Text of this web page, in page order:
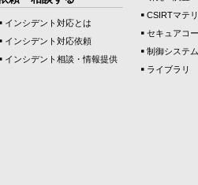
インシデント対応とは
インシデント対応依頼
インシデント相談・情報提供
CSIRTマテ
セキュアコ
制御システ
ライブラリ